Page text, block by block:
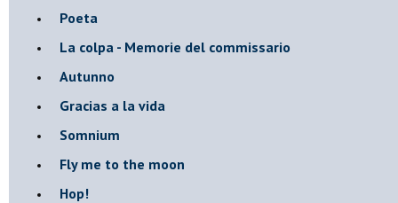
Poeta
​La colpa - Memorie del commissario
Autunno
Gracias a la vida
Somnium
Fly me to the moon
Hop!